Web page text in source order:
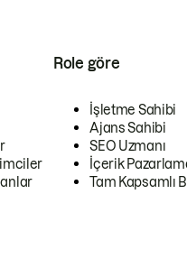
Role göre
İşletme Sahibi
Ajans Sahibi
SEO Uzmanı
İçerik
Tam Kapsamlı